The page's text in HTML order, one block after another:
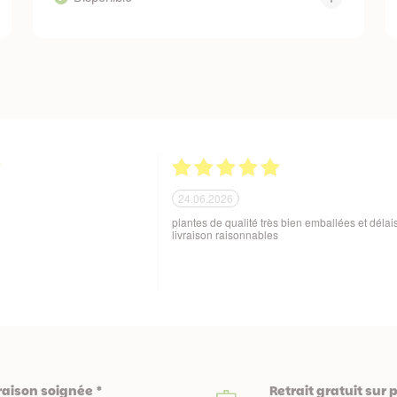
soigné des produits
21.06.2026
Tout est parfait. Je suis enchantée Quoi de
Excellente maison et plantes de qualité. Merci
soignée * Retrait gratuit sur